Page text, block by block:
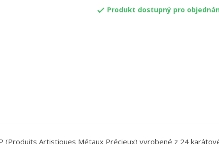
 Produkt dostupný pro
(Produits Artistiques Métaux Précieux) vyrobené z 24